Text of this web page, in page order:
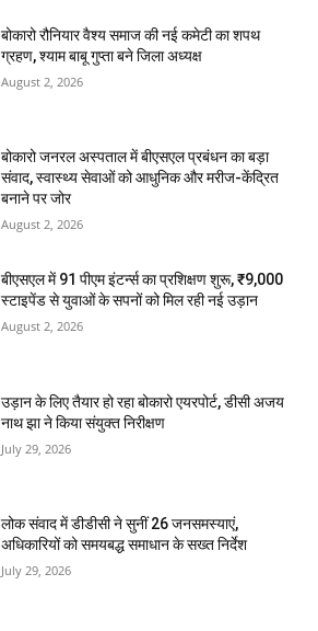
बोकारो रौनियार वैश्य समाज की नई कमेटी का शपथ
ग्रहण, श्याम बाबू गुप्ता बने जिला अध्यक्ष
August 2, 2026
बोकारो जनरल अस्पताल में बीएसएल प्रबंधन का बड़ा
संवाद, स्वास्थ्य सेवाओं को आधुनिक और मरीज-केंद्रित
बनाने पर जोर
August 2, 2026
बीएसएल में 91 पीएम इंटर्न्स का प्रशिक्षण शुरू, ₹9,000
स्टाइपेंड से युवाओं के सपनों को मिल रही नई उड़ान
August 2, 2026
उड़ान के लिए तैयार हो रहा बोकारो एयरपोर्ट, डीसी अजय
नाथ झा ने किया संयुक्त निरीक्षण
July 29, 2026
लोक संवाद में डीडीसी ने सुनीं 26 जनसमस्याएं,
अधिकारियों को समयबद्ध समाधान के सख्त निर्देश
July 29, 2026